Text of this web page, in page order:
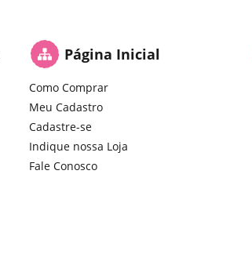
Página Inicial
Como Comprar
Meu Cadastro
Cadastre-se
Indique nossa Loja
Fale Conosco